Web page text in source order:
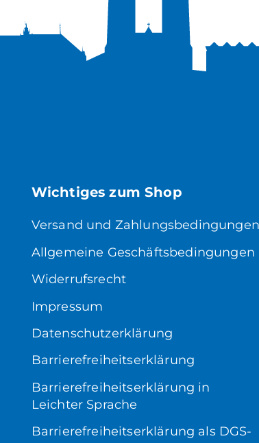
Wichtiges zum Shop
Versand und Zahlungsbedingungen
Allgemeine Geschäftsbedingungen
Widerrufsrecht
Impressum
Datenschutzerklärung
Barrierefreiheitserklärung
Barrierefreiheitserklärung in
Leichter Sprache
Barrierefreiheitserklärung als DGS-